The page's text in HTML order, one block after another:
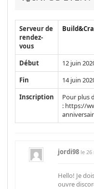
Serveur de
rendez-
vous
Début
12 juin
Fin
14 juin
Inscription
Pour plus
: https://
jordi98 le 26
Hello! Je
ouvre